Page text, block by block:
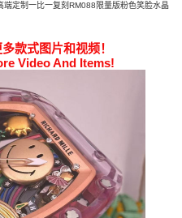
端定制一比一复刻RM088限量版粉色笑脸水晶
款式图片和视频！
Video And Items!